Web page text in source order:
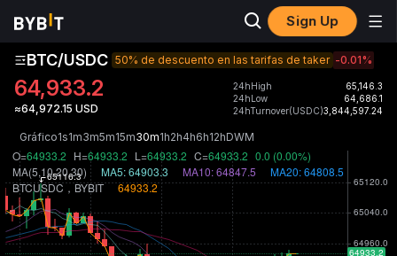
Sign Up
BTC/USDC 50% de descuento en las tarifas de taker -0.01%
64,933.2
≈64,972.15 USD
24hHigh
65,146.3
24hLow
64,686.1
24hTurnover(USDC)3,844,597.24
Gráfico1s1m3m5m15m30m1h2h4h6h12hDWM